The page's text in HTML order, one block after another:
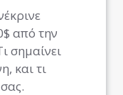
από την
σημαίνει
και τι